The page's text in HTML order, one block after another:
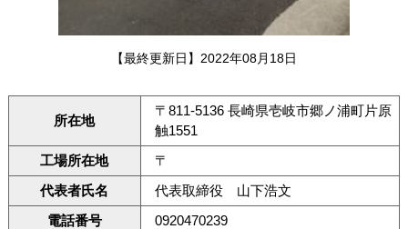
【最終更新日】2022年08月18日
所在地
〒811-5136 長崎県壱岐市郷ノ浦町片原
触1551
工場所在地
〒
代表者氏名
代表取締役 山下浩文
電話番号
0920470239